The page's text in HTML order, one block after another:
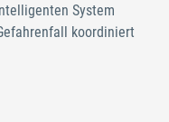
System
koordiniert